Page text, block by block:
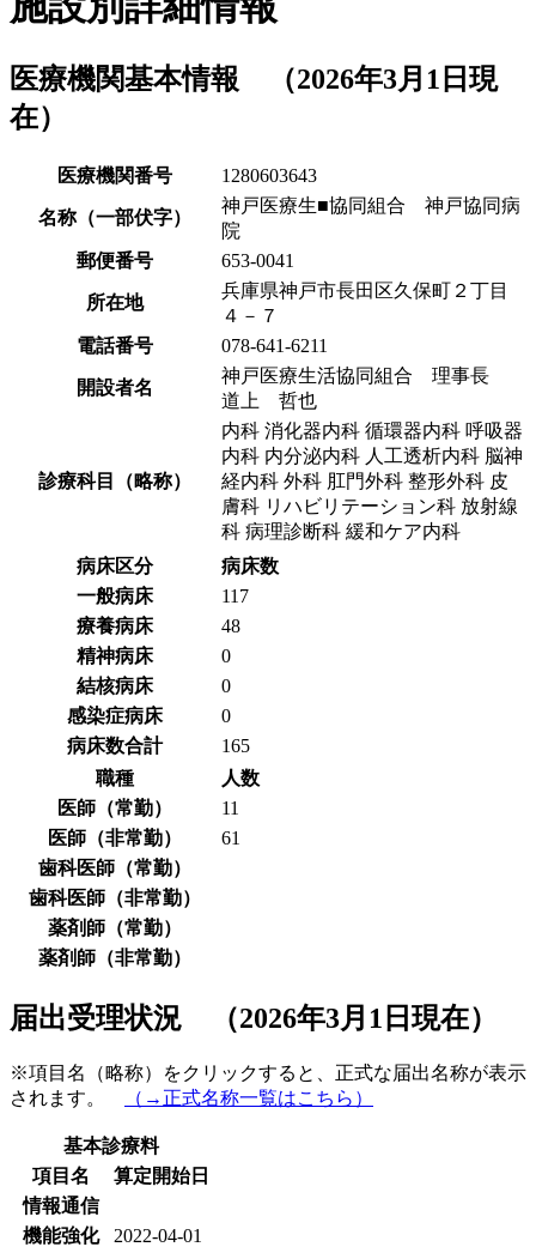
医療機関基本情報 （2026年3月1日現
在）
医療機関番号 1280603643
名称（一部伏字）
神戸医療生■協同組合 神戸協同病
院
郵便番号
653-0041
所在地
兵庫県神戸市長田区久保町２丁目
４－７
電話番号
078-641-6211
開設者名
神戸医療生活協同組合 理事長
道上 哲也
診療科目（略称）
内科 消化器内科 循環器内科 呼吸器
内科 内分泌内科 人工透析内科 脳神
経内科 外科 肛門外科 整形外科 皮
膚科 リハビリテーション科 放射線
科 病理診断科 緩和ケア内科
病床区分
病床数
一般病床
117
療養病床
48
精神病床
0
結核病床
0
感染症病床
0
病床数合計
165
職種
人数
医師（常勤）
11
医師（非常勤）
61
歯科医師（常勤）
歯科医師（非常勤）
薬剤師（常勤）
薬剤師（非常勤）
届出受理状況 （2026年3月1日現在）
※項目名（略称）をクリックすると、正式な届出名称が表示
されます。
（→正式名称一覧はこちら）
基本診療料
項目名
算定開始日
情報通信
機能強化
2022-04-01